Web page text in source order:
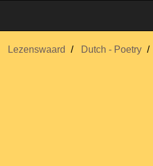
Lezenswaard Dutch - Poetry